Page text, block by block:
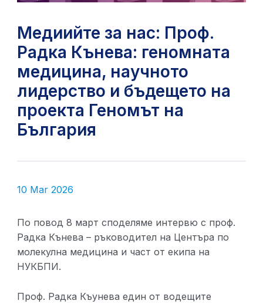
Медиийте за нас: Проф.
Радка Кънева: геномната
медицина, научното
лидерство и бъдещето на
проекта Геномът на
България
10 Mar 2026
По повод 8 март споделяме интервю с проф.
Радка Кънева – ръководител на Центъра по
молекулна медицина и част от екипа на
НУКБПИ.
Проф. Радка Къунева един от водещите